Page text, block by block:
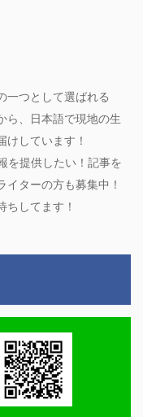
一つとして選ばれる
ら、日本語で現地の生
けしています！
を提供したい！記事を
イターの方も募集中！
ちしてます！